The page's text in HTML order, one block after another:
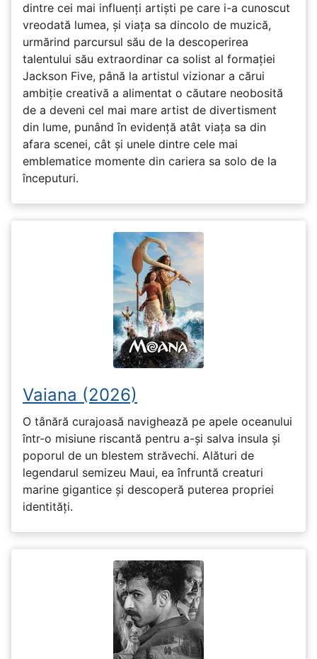
dintre cei mai influenți artiști pe care i-a cunoscut
vreodată lumea, și viața sa dincolo de muzică,
urmărind parcursul său de la descoperirea
talentului său extraordinar ca solist al formației
Jackson Five, până la artistul vizionar a cărui
ambiție creativă a alimentat o căutare neobosită
de a deveni cel mai mare artist de divertisment
din lume, punând în evidență atât viața sa din
afara scenei, cât și unele dintre cele mai
emblematice momente din cariera sa solo de la
începuturi.
Vaiana (2026)
O tânără curajoasă navighează pe apele oceanului
într-o misiune riscantă pentru a-și salva insula și
poporul de un blestem străvechi. Alături de
legendarul semizeu Maui, ea înfruntă creaturi
marine gigantice și descoperă puterea propriei
identități.